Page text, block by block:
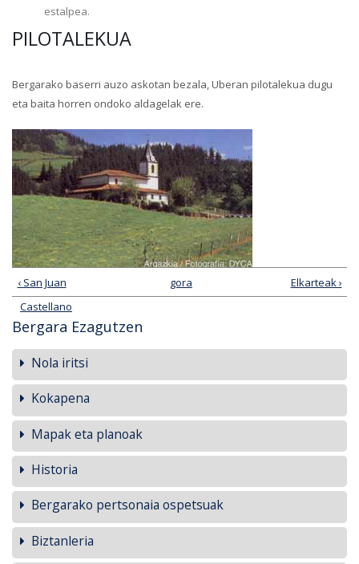
estalpea.
PILOTALEKUA
Bergarako baserri auzo askotan bezala, Uberan pilotalekua dugu
eta baita horren ondoko aldagelak ere.
‹ San Juan gora
Elkarteak ›
Castellano
Bergara Ezagutzen
Nola iritsi
Kokapena
Mapak eta planoak
Historia
Bergarako pertsonaia ospetsuak
Biztanleria